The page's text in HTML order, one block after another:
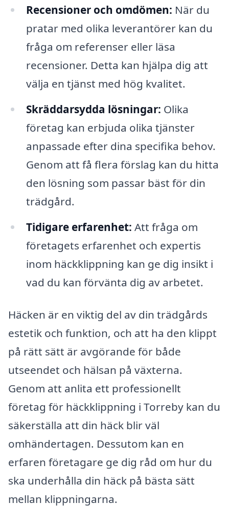
Recensioner och omdömen: När du
pratar med olika leverantörer kan du
fråga om referenser eller läsa
recensioner. Detta kan hjälpa dig att
välja en tjänst med hög kvalitet.
Skräddarsydda lösningar: Olika
företag kan erbjuda olika tjänster
anpassade efter dina specifika behov.
Genom att få flera förslag kan du hitta
den lösning som passar bäst för din
trädgård.
Tidigare erfarenhet: Att fråga om
företagets erfarenhet och expertis
inom häckklippning kan ge dig insikt i
vad du kan förvänta dig av arbetet.
Häcken är en viktig del av din trädgårds
estetik och funktion, och att ha den klippt
på rätt sätt är avgörande för både
utseendet och hälsan på växterna.
Genom att anlita ett professionellt
företag för häckklippning i Torreby kan du
säkerställa att din häck blir väl
omhändertagen. Dessutom kan en
erfaren företagare ge dig råd om hur du
ska underhålla din häck på bästa sätt
mellan klippningarna.